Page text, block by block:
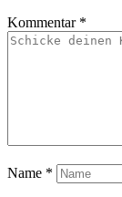
Kommentar *
Name *